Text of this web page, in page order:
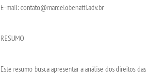
E-mail: contato@marcelobenatti.adv.br
RESUMO
Este resumo busca apresentar a análise dos direitos